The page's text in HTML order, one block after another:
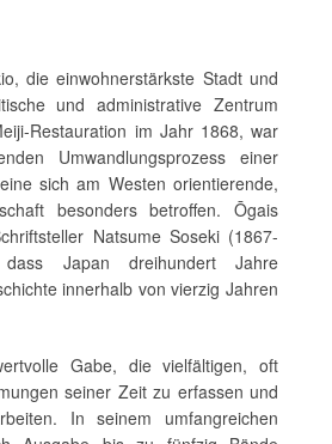
die einwohnerstärkste Stadt und
und administrative Zentrum
Restauration im Jahr 1868, war
Umwandlungsprozess einer
sich am Westen orientierende,
besonders betroffen. Ōgais
Natsume Soseki (1867-
Japan dreihundert Jahre
innerhalb von vierzig Jahren
Gabe, die vielfältigen, oft
seiner Zeit zu erfassen und
In seinem umfangreichen